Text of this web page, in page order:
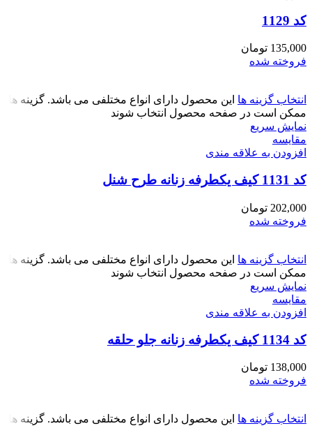
کد 1129
135,000 تومان
فروخته شده
انتخاب گزینه ها این محصول دارای انواع مختلفی می باشد. گزینه ها
ممکن است در صفحه محصول انتخاب شوند
نمایش سریع
مقايسه
افزودن به علاقه مندی
کد 1131 کیف یکطرفه زنانه طرح شنل
202,000 تومان
فروخته شده
انتخاب گزینه ها این محصول دارای انواع مختلفی می باشد. گزینه ها
ممکن است در صفحه محصول انتخاب شوند
نمایش سریع
مقايسه
افزودن به علاقه مندی
کد 1134 کیف یکطرفه زنانه جلو حلقه
138,000 تومان
فروخته شده
انتخاب گزینه ها این محصول دارای انواع مختلفی می باشد. گزینه ها